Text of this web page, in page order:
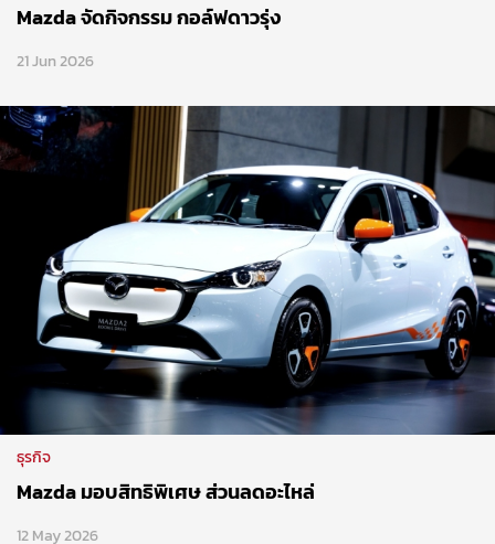
Mazda จัดกิจกรรม กอล์ฟดาวรุ่ง
21 Jun 2026
ธุรกิจ
Mazda มอบสิทธิพิเศษ ส่วนลดอะไหล่
12 May 2026